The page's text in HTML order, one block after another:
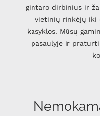
gintaro dirbinius ir
vietinių rinkėjų iki
kasyklos. Mūsų
pasaulyje ir